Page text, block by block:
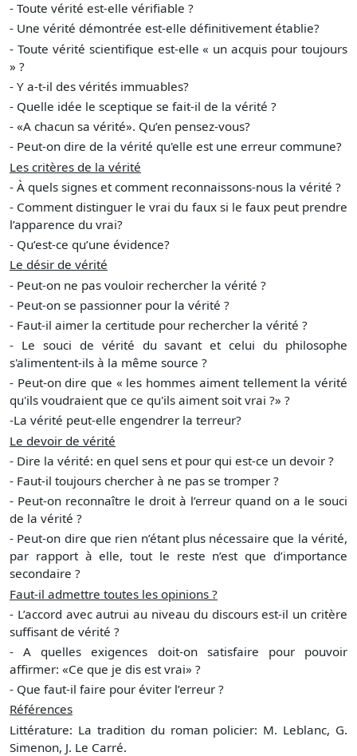
- Toute vérité est-elle vérifiable ?
- Une vérité démontrée est-elle définitivement établie?
- Toute vérité scientifique est-elle « un acquis pour toujours
» ?
- Y a-t-il des vérités immuables?
- Quelle idée le sceptique se fait-il de la vérité ?
- «A chacun sa vérité». Qu’en pensez-vous?
- Peut-on dire de la vérité qu'elle est une erreur commune?
Les critères de la vérité
- À quels signes et comment reconnaissons-nous la vérité ?
- Comment distinguer le vrai du faux si le faux peut prendre
l’apparence du vrai?
- Qu’est-ce qu’une évidence?
Le désir de vérité
- Peut-on ne pas vouloir rechercher la vérité ?
- Peut-on se passionner pour la vérité ?
- Faut-il aimer la certitude pour rechercher la vérité ?
- Le souci de vérité du savant et celui du philosophe
s'alimentent-ils à la même source ?
- Peut-on dire que « les hommes aiment tellement la vérité
qu'ils voudraient que ce qu'ils aiment soit vrai ?» ?
-La vérité peut-elle engendrer la terreur?
Le devoir de vérité
- Dire la vérité: en quel sens et pour qui est-ce un devoir ?
- Faut-il toujours chercher à ne pas se tromper ?
- Peut-on reconnaître le droit à l’erreur quand on a le souci
de la vérité ?
- Peut-on dire que rien n’étant plus nécessaire que la vérité,
par rapport à elle, tout le reste n’est que d’importance
secondaire ?
Faut-il admettre toutes les opinions ?
- L’accord avec autrui au niveau du discours est-il un critère
suffisant de vérité ?
- A quelles exigences doit-on satisfaire pour pouvoir
affirmer: «Ce que je dis est vrai» ?
- Que faut-il faire pour éviter l’erreur ?
Références
Littérature: La tradition du roman policier: M. Leblanc, G.
Simenon, J. Le Carré.